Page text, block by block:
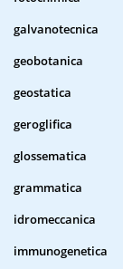
galvanotecnica
geobotanica
geostatica
geroglifica
glossematica
grammatica
idromeccanica
immunogenetica